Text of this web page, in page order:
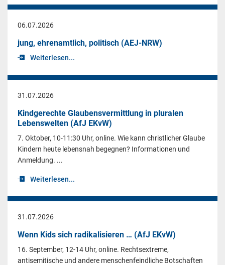
06.07.2026
jung, ehrenamtlich, politisch (AEJ-NRW)
Weiterlesen...
31.07.2026
Kindgerechte Glaubensvermittlung in pluralen
Lebenswelten (AfJ EKvW)
7. Oktober, 10-11:30 Uhr, online. Wie kann christlicher Glaube
Kindern heute lebensnah begegnen? Informationen und
Anmeldung. ...
Weiterlesen...
31.07.2026
Wenn Kids sich radikalisieren … (AfJ EKvW)
16. September, 12-14 Uhr, online. Rechtsextreme,
antisemitische und andere menschenfeindliche Botschaften